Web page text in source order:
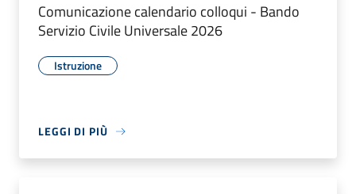
Comunicazione calendario colloqui - Bando
Servizio Civile Universale 2026
Istruzione
LEGGI DI PIÙ